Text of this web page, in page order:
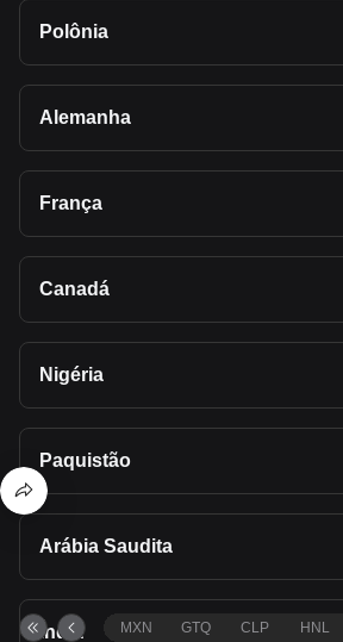
Polônia
Alemanha
França
Canadá
Nigéria
Paquistão
Arábia Saudita
Índia MXN GTQ CLP HNL